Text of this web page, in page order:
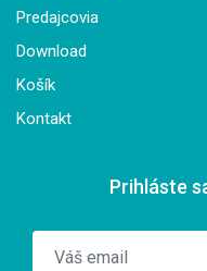
Predajcovia
Download
Košík
Kontakt
Prihláste